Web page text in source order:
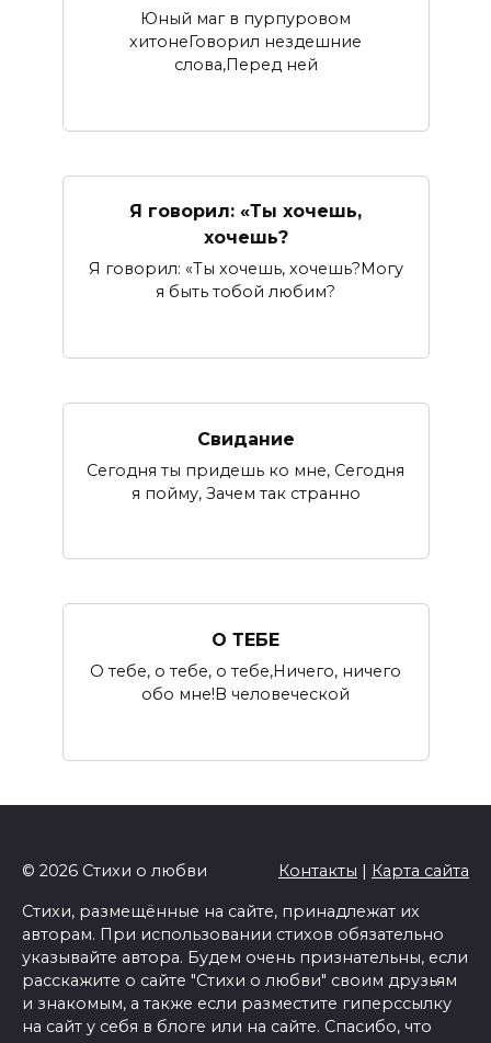
Юный маг в пурпуровом
хитонеГоворил нездешние
слова,Перед ней
Я говорил: «Ты хочешь,
хочешь?
Я говорил: «Ты хочешь, хочешь?Могу
я быть тобой любим?
Свидание
Сегодня ты придешь ко мне, Сегодня
я пойму, Зачем так странно
О ТЕБЕ
О тебе, о тебе, о тебе,Ничего, ничего
обо мне!В человеческой
© 2026 Стихи о любви Контакты | Карта сайта
Стихи, размещённые на сайте, принадлежат их
авторам. При использовании стихов обязательно
указывайте автора. Будем очень признательны, если
расскажите о сайте "Стихи о любви" своим друзьям
и знакомым, а также если разместите гиперссылку
на сайт у себя в блоге или на сайте. Спасибо, что